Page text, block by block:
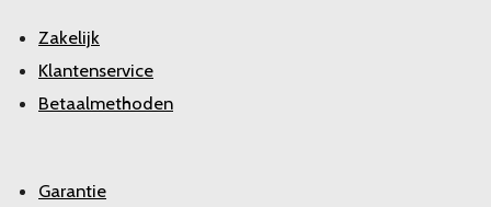
Zakelijk
Klantenservice
Betaalmethoden
Garantie